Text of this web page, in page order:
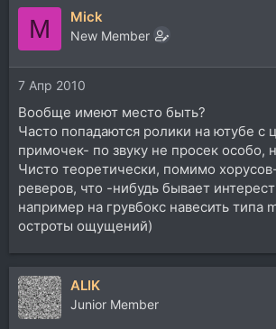
р
е
н
а
ч
л
а
M Mick
New Member
7 Апр 2010
Вообще имеют место быть?
Часто попадаются ролики на ютубе с
примочек- по звуку не просек особо,
Чисто теоретически, помимо
реверов, что -нибудь бывает
например на грувбокс навесить типа
остроты ощущений)
ALIK
Junior Member